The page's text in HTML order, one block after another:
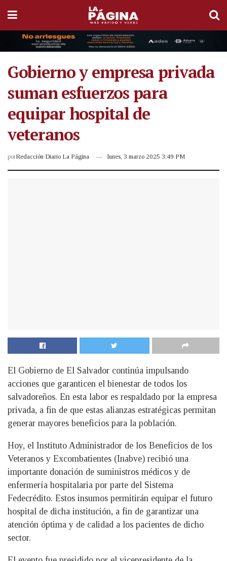
Gobierno y empresa privada
suman esfuerzos para
equipar hospital de
veteranos
porRedacción Diario La Página lunes, 3 marzo 2025 3:49 PM
El Gobierno de El Salvador continúa impulsando
acciones que garanticen el bienestar de todos los
salvadoreños. En esta labor es respaldado por la empresa
privada, a fin de que estas alianzas estratégicas permitan
generar mayores beneficios para la población.
Hoy, el Instituto Administrador de los Beneficios de los
Veteranos y Excombatientes (Inabve) recibió una
importante donación de suministros médicos y de
enfermería hospitalaria por parte del Sistema
Fedecrédito. Estos insumos permitirán equipar el futuro
hospital de dicha institución, a fin de garantizar una
atención óptima y de calidad a los pacientes de dicho
sector.